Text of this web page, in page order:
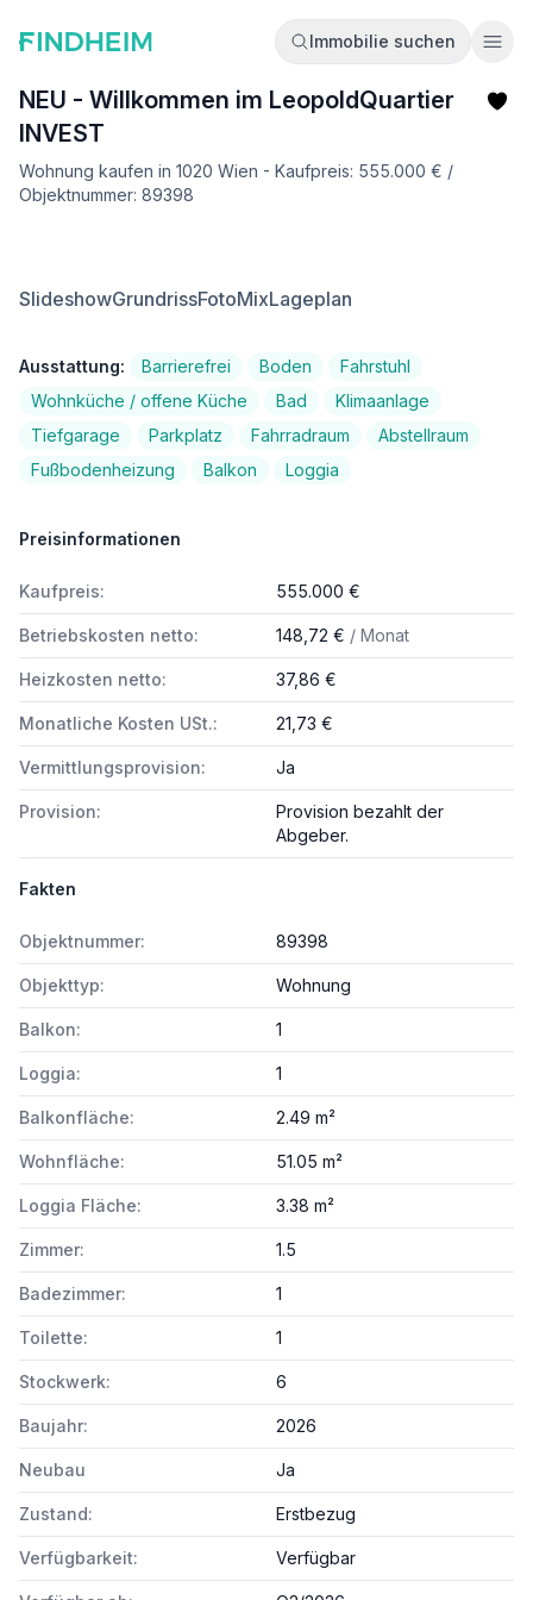
Immobilie suchen
NEU - Willkommen im LeopoldQuartier
INVEST
Wohnung kaufen in 1020 Wien - Kaufpreis: 555.000 € /
Objektnummer: 89398
SlideshowGrundrissFotoMixLageplan
Ausstattung: Barrierefrei Boden
Fahrstuhl
Wohnküche / offene Küche
Bad
Klimaanlage
Tiefgarage
Parkplatz Fahrradraum
Abstellraum
Fußbodenheizung
Balkon Loggia
Preisinformationen
Kaufpreis: 555.000 €
Betriebskosten netto: 148,72 € / Monat
Heizkosten netto: 37,86 €
Monatliche Kosten USt.: 21,73 €
Vermittlungsprovision: Ja
Provision:
Provision bezahlt der
Abgeber.
Fakten
Objektnummer: 89398
Objekttyp: Wohnung
Balkon: 1
Loggia: 1
Balkonfläche: 2.49 m²
Wohnfläche: 51.05 m²
Loggia Fläche: 3.38 m²
Zimmer: 1.5
Badezimmer: 1
Toilette: 1
Stockwerk: 6
Baujahr: 2026
Neubau Ja
Zustand: Erstbezug
Verfügbarkeit: Verfügbar